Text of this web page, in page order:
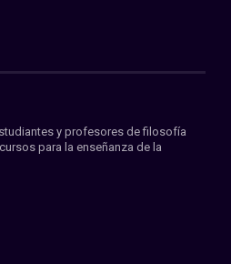
y profesores de filosofía
para la enseñanza de la